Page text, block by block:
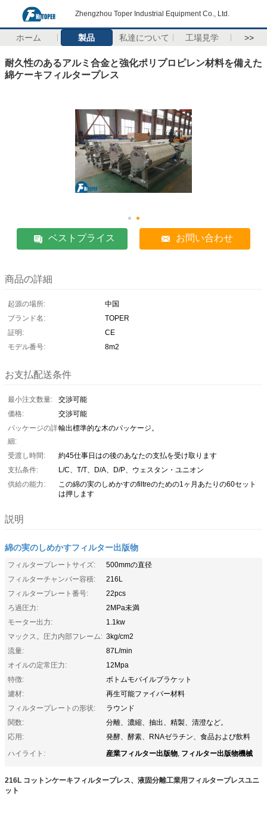
Zhengzhou Toper Industrial Equipment Co., Ltd.
ホーム 製品 私達について 工場見学 >>
耐久性のあるアルミ合金と強化ポリプロピレン材料を備えた
綿ケーキフィルタープレス
ベストプライス お問い合わせ
商品の詳細
起源の場所:
中国
ブランド名:
TOPER
証明:
CE
モデル番号:
8m2
お支払配送条件
最小注文数量:
交渉可能
価格:
交渉可能
パッケージの詳
細:
輸出標準的な木のパッケージ。
受渡し時間:
約45仕事日はの後のあなたの支払を受け取ります
支払条件:
L/C、T/T、D/A、D/P、ウェスタン・ユニオン
供給の能力:
この綿の実のしめかすのfiltreのための1ヶ月あたりの60セット
は押します
説明
綿の実のしめかすフィルター出版物
フィルタープレートサイズ:
500mmの直径
フィルターチャンバー容積:
216L
フィルタープレート番号:
22pcs
ろ過圧力:
2MPa未満
モーター出力:
1.1kw
マックス。圧力内部フレーム: 3kg/cm2
流量:
87L/min
オイルの定常圧力:
12Mpa
特徴:
ボトムモバイルブラケット
濾材:
再生可能ファイバー材料
フィルタープレートの形状:
ラウンド
関数:
分離、濃縮、抽出、精製、清澄など。
応用:
発酵、酵素、RNAゼラチン、食品および飲料
ハイライト:
産業フィルター出版物, フィルター出版物機械
216L コットンケーキフィルタープレス、液固分離工業用フィルタープレスユニ
ット